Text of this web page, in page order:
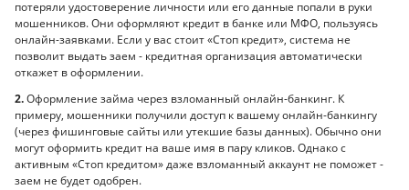
потеряли удостоверение личности или его данные попали в руки
мошенников. Они оформляют кредит в банке или МФО, пользуясь
онлайн-заявками. Если у вас стоит «Стоп кредит», система не
позволит выдать заем - кредитная организация автоматически
откажет в оформлении.
2.Оформление займа через взломанный онлайн-банкинг. К
примеру, мошенники получили доступ к вашему онлайн-банкингу
(через фишинговые сайты или утекшие базы данных). Обычно они
могут оформить кредит на ваше имя в пару кликов. Однако с
активным «Стоп кредитом» даже взломанный аккаунт не поможет -
заем не будет одобрен.